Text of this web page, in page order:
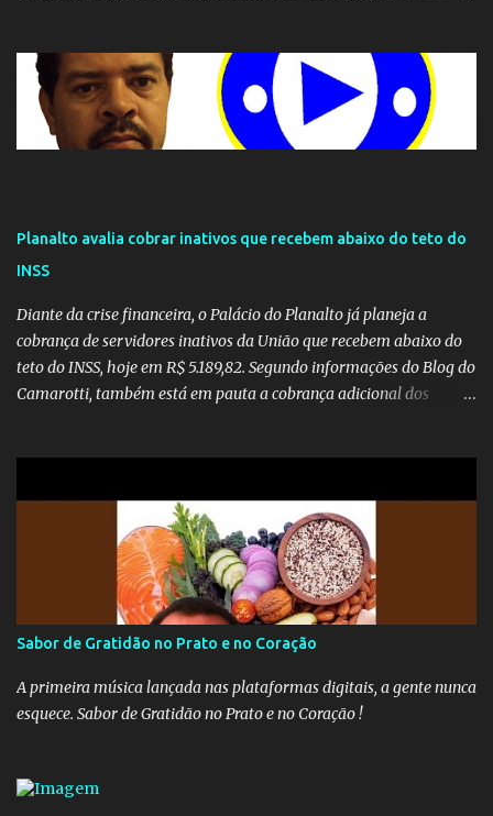
Planalto avalia cobrar inativos que recebem abaixo do teto do
INSS
Diante da crise financeira, o Palácio do Planalto já planeja a
cobrança de servidores inativos da União que recebem abaixo do
teto do INSS, hoje em R$ 5.189,82. Segundo informações do Blog do
Camarotti, também está em pauta a cobrança adicional dos
a publicação, a reforma da Previdência Social também está sendo
analisada pelos governadores, que querem subir a taxa de
recolhimento. Nesse caso, seriam atingidos os inativos da União e
dos estados. Atualmente, o teto do INSS é de R$ 5.189,82
Sabor de Gratidão no Prato e no Coração
A primeira música lançada nas plataformas digitais, a gente nunca
esquece. Sabor de Gratidão no Prato e no Coração !